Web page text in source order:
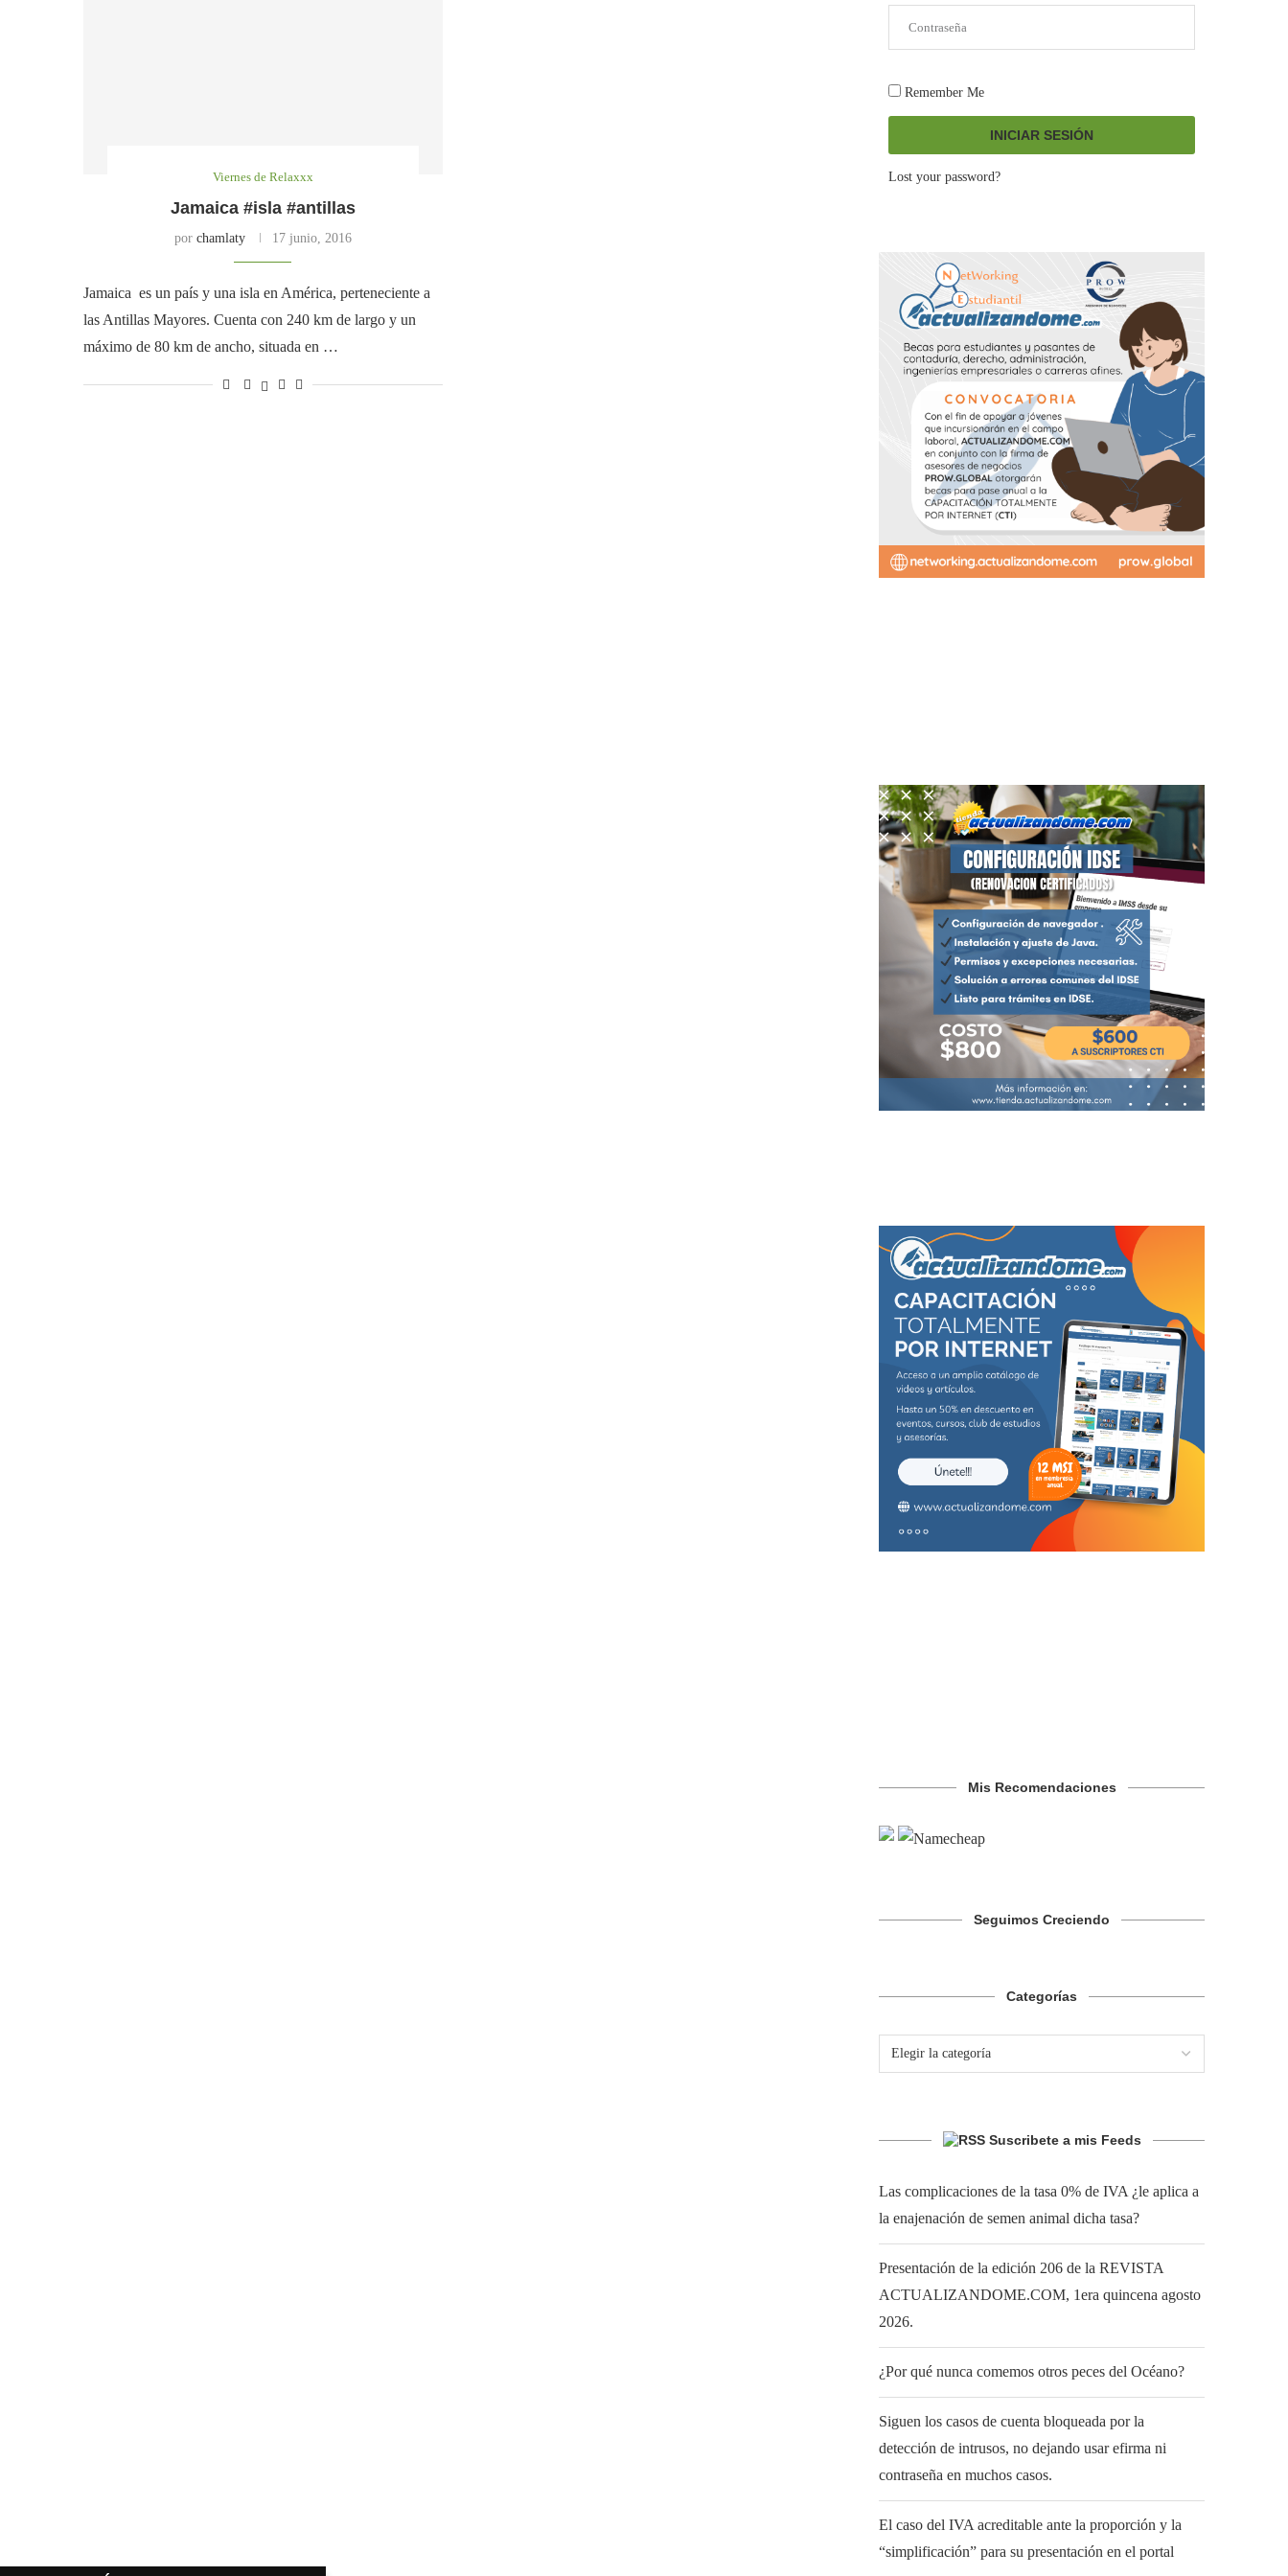
Viernes de Relaxxx
Jamaica #isla #antillas
por chamlaty 17 junio, 2016
Jamaica es un país y una isla en América, perteneciente a
las Antillas Mayores. Cuenta con 240 km de largo y un
máximo de 80 km de ancho, situada en …
Remember Me
INICIAR SESIÓN
Lost your password?
Mis Recomendaciones
Seguimos Creciendo
Categorías
Suscribete a mis Feeds
Las complicaciones de la tasa 0% de IVA ¿le aplica a
la enajenación de semen animal dicha tasa?
Presentación de la edición 206 de la REVISTA
ACTUALIZANDOME.COM, 1era quincena agosto
2026.
¿Por qué nunca comemos otros peces del Océano?
Siguen los casos de cuenta bloqueada por la
detección de intrusos, no dejando usar efirma ni
contraseña en muchos casos.
El caso del IVA acreditable ante la proporción y la
“simplificación” para su presentación en el portal